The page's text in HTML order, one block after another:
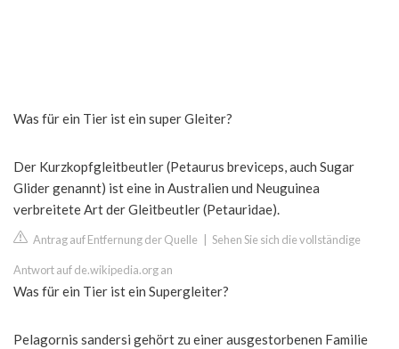
Was für ein Tier ist ein super Gleiter?
Der Kurzkopfgleitbeutler (Petaurus breviceps, auch Sugar
Glider genannt) ist eine in Australien und Neuguinea
verbreitete Art der Gleitbeutler (Petauridae).
Antrag auf Entfernung der Quelle Sehen Sie sich die vollständige
Antwort auf de.wikipedia.org an
Was für ein Tier ist ein Supergleiter?
Pelagornis sandersi gehört zu einer ausgestorbenen Familie